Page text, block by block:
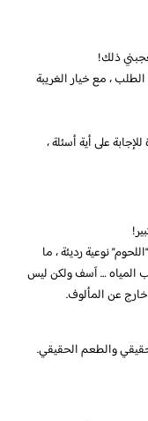
ذلك!
، مع خيار الغريبة
على أية أسئلة ،
نوعية رديئة ، ما
المياه … آسف ولكن ليس
عن المألوف.
والطعم الحقيقي.